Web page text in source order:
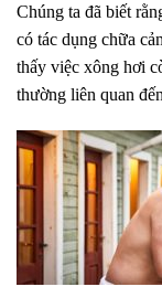
Chúng ta đã biết
có tác dụng chữa
thấy việc xông hơi
thường liên quan